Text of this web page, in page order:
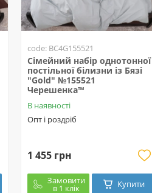
code: BC4G155521
Сімейний набір однотонної
постільної білизни із Бязі
"Gold" №155521
Черешенка™
В наявності
Опт і роздріб
1 455 грн
Замовити
в 1 клік Купити